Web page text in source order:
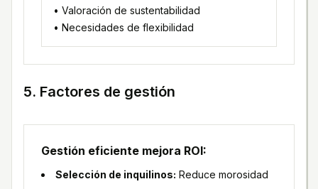
• Valoración de sustentabilidad
• Necesidades de flexibilidad
5. Factores de gestión
Gestión eficiente mejora ROI:
Selección de inquilinos: Reduce morosidad